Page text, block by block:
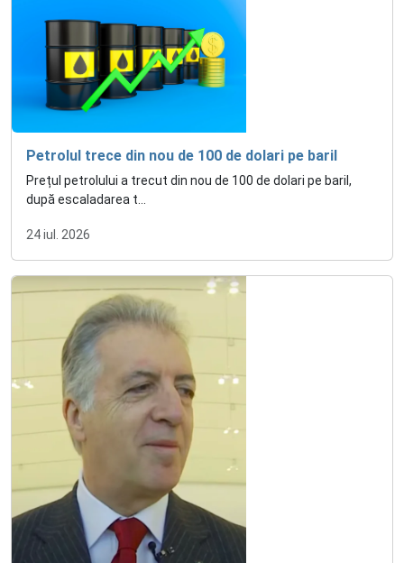
Petrolul trece din nou de 100 de dolari pe baril
Prețul petrolului a trecut din nou de 100 de dolari pe baril,
după escaladarea t...
24 iul. 2026